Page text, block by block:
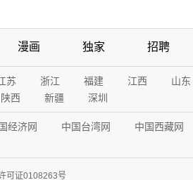
漫画 独家 招聘
苏 浙江 福建 江西 山东
陕西 新疆 深圳
经济网 中国台湾网 中国西藏网
可证0108263号